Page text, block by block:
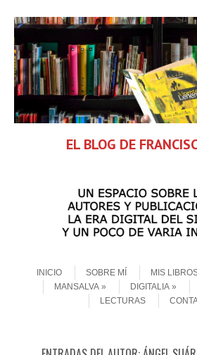
EL BLOG DE
MenuINICIO
SOBRE MÍ MIS
MANSALVA
DIGITALIA
LECTURAS